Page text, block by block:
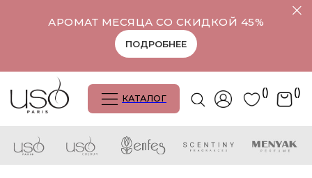
АРОМАТ МЕСЯЦА СО СКИДКОЙ 45%
ПОДРОБНЕЕ
КАТАЛОГ